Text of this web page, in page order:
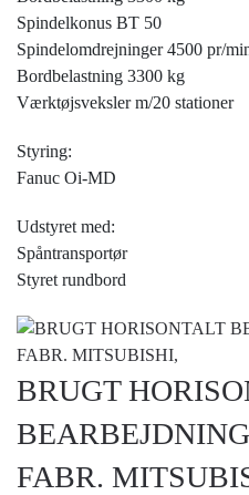
Spindelkonus BT 50
Spindelomdrejninger 4500 pr/
Bordbelastning 3300 kg
Værktøjsveksler m/20 stationer
Styring:
Fanuc Oi-MD
Udstyret med:
Spåntransportør
Styret rundbord
BRUGT
FABR.